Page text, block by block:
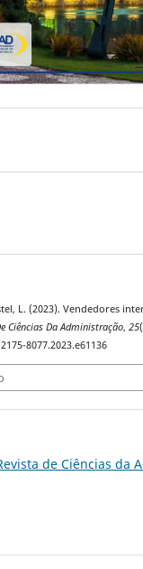
L. (2023). Vendedores
Ciências Da Administração, 25
8077.2023.e61136
de Ciências da